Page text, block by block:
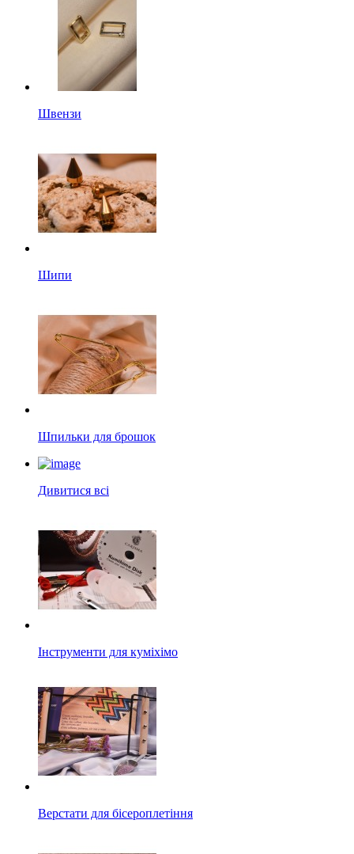
Швензи
Шипи
Шпильки для брошок
Дивитися всі
Інструменти для куміхімо
Верстати для бісероплетіння